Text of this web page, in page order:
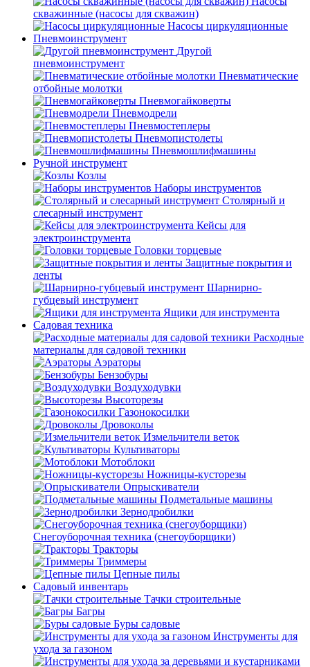
скважинные (насосы для скважин)
Насосы циркуляционные
Пневмоинструмент
Другой
пневмоинструмент
Пневматические
отбойные молотки
Пневмогайковерты
Пневмодрели
Пневмостеплеры
Пневмопистолеты
Пневмошлифмашины
Ручной инструмент
Козлы
Наборы инструментов
Столярный и
слесарный инструмент
Кейсы для
электроинструмента
Головки торцевые
Защитные покрытия и
ленты
Шарнирно-
губцевый инструмент
Ящики для инструмента
Садовая техника
Расходные
материалы для садовой техники
Аэраторы
Бензобуры
Воздуходувки
Высоторезы
Газонокосилки
Дровоколы
Измельчители веток
Культиваторы
Мотоблоки
Ножницы-кусторезы
Опрыскиватели
Подметальные машины
Зернодробилки
Снегоуборочная техника (снегоуборщики)
Тракторы
Триммеры
Цепные пилы
Садовый инвентарь
Тачки строительные
Багры
Буры садовые
Инструменты для
ухода за газоном